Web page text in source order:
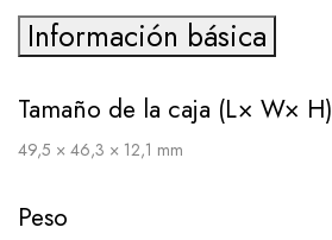
Información básica
Tamaño de la caja (L× W× H)
49,5 × 46,3 × 12,1 mm
Peso